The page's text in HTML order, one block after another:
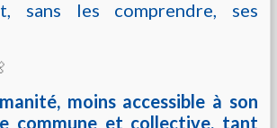
sans les comprendre, ses
moins accessible à son
commune et collective, tant